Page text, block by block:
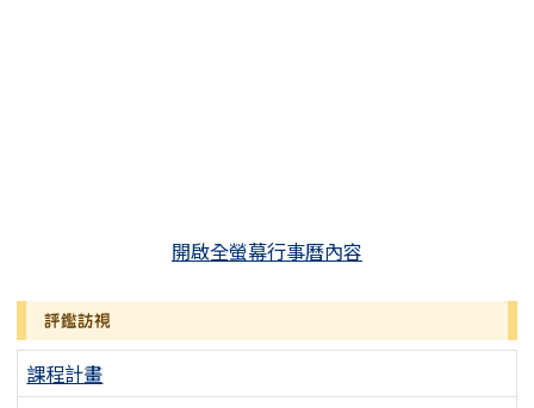
開啟全螢幕行事曆內容
評鑑訪視
課程計畫